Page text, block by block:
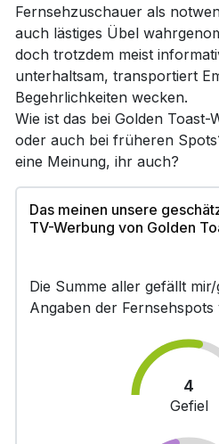
Fernsehzuschauer als
auch lästiges Übel
doch trotzdem meist
unterhaltsam, transportiert
Begehrlichkeiten wecken.
Wie ist das bei Golden Toast-
oder auch bei früheren
eine Meinung, ihr auch?
Das meinen unsere
TV-Werbung von Golden
Die Summe aller gefällt
Angaben der Fernsehspots
4
Gefiel